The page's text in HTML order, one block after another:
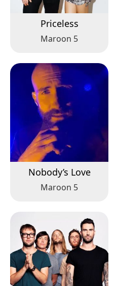
Priceless
Maroon 5
Nobody’s Love
Maroon 5